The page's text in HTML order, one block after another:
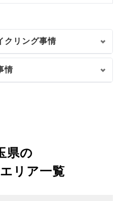
クリング事情
情
県の
リア一覧